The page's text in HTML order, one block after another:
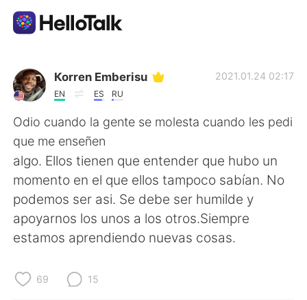
Dil Değişimi Uygulaması
AI Grammar Checker
Türkçe
English 简体中文
繁體中文 Español
العربية
Коrren Emberisu
EN ES RU
2021.01.24 02:17
Odio cuando la gente se molesta cuando les pedi
que me enseñen
algo. Ellos tienen que entender que hubo un
momento en el que ellos tampoco sabían. No
podemos ser asi. Se debe ser humilde y
apoyarnos los unos a los otros.Siempre
estamos aprendiendo nuevas cosas.
69 15